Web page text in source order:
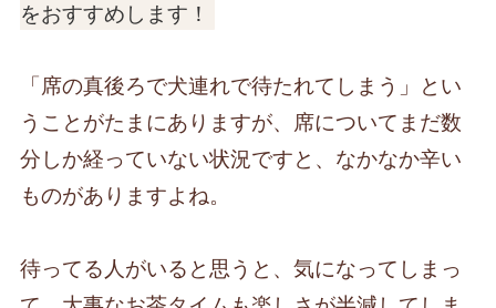
をおすすめします！
「席の真後ろで犬連れで待たれてしまう」とい
うことがたまにありますが、席についてまだ数
分しか経っていない状況ですと、なかなか辛い
ものがありますよね。
待ってる人がいると思うと、気になってしまっ